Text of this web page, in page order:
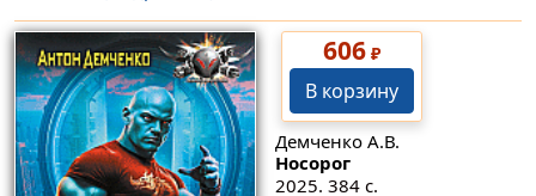
606₽
В корзину
Демченко А.В.
Носорог
2025. 384 с.